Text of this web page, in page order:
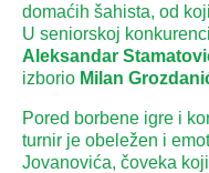
domaćih šahista, od
U seniorskoj
Aleksandar
izborio Milan
Pored borbene igre i
turnir je obeležen i
Jovanovića, čoveka